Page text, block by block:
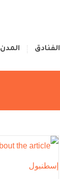
الفنادق المدن